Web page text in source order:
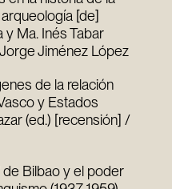
[de]
Ma. Inés Tabar
Jiménez López
de la relación
y Estados
(ed.) [recensión] /
de Bilbao y el poder